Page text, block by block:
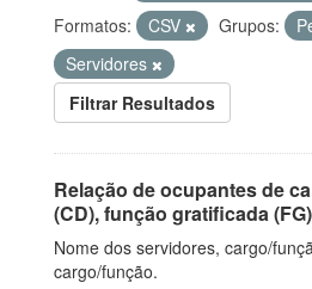
Formatos:
CSV Grupos:
Servidores
Filtrar Resultados
Relação de ocupantes de
(CD), função gratificada
Nome dos servidores, cargo/
cargo/função.